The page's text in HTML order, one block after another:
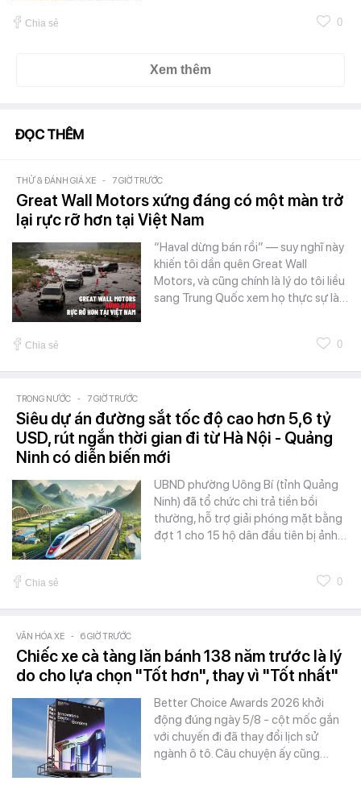
Chia sẻ 0
Xem thêm
ĐỌC THÊM
THỬ & ĐÁNH GIÁ XE - 7 GIỜ TRƯỚC
Great Wall Motors xứng đáng có một màn trở
lại rực rỡ hơn tại Việt Nam
“Haval dừng bán rồi” — suy nghĩ này
khiến tôi dần quên Great Wall
Motors, và cũng chính là lý do tôi liều
sang Trung Quốc xem họ thực sự là…
Chia sẻ 0
TRONG NƯỚC - 7 GIỜ TRƯỚC
Siêu dự án đường sắt tốc độ cao hơn 5,6 tỷ
USD, rút ngắn thời gian đi từ Hà Nội - Quảng
Ninh có diễn biến mới
UBND phường Uông Bí (tỉnh Quảng
Ninh) đã tổ chức chi trả tiền bồi
thường, hỗ trợ giải phóng mặt bằng
đợt 1 cho 15 hộ dân đầu tiên bị ảnh…
Chia sẻ 0
VĂN HÓA XE - 6 GIỜ TRƯỚC
Chiếc xe cà tàng lăn bánh 138 năm trước là lý
do cho lựa chọn "Tốt hơn", thay vì "Tốt nhất"
Better Choice Awards 2026 khởi
động đúng ngày 5/8 - cột mốc gắn
với chuyến đi đã thay đổi lịch sử
ngành ô tô. Câu chuyện ấy cũng…